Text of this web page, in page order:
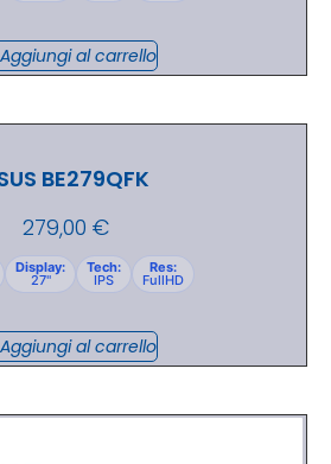
Aggiungi al carrello
BE279QFK
279,00 €
Display:
27"
Tech:
IPS
Res:
FullHD
Aggiungi al carrello